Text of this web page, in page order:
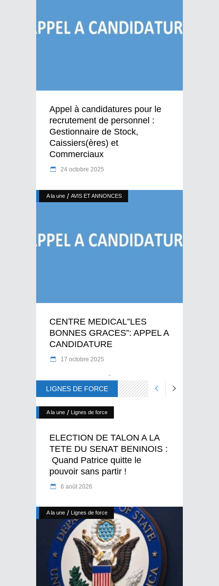
Appel à candidatures pour le
recrutement de personnel :
Gestionnaire de Stock,
Caissiers(ères) et
Commerciaux
24 octobre 2025
A la une / AVIS ET ANNONCES
CENTRE MEDICAL”LES
BONNES GRACES”: APPEL A
CANDIDATURE
17 octobre 2025
LIGNES DE FORCE
A la une / Lignes de force
ELECTION DE TALON A LA
TETE DU SENAT BENINOIS :
Quand Patrice quitte le
pouvoir sans partir !
6 août 2026
A la une / Lignes de force